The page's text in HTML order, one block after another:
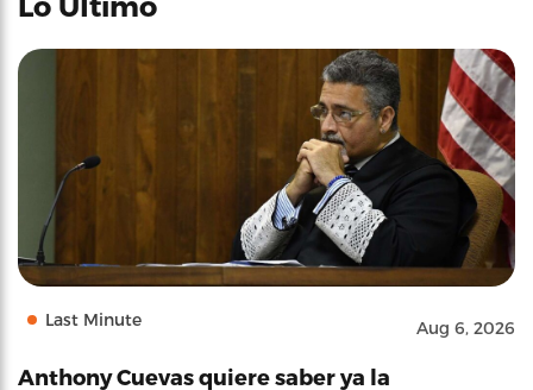
Last Minute Aug 6, 2026
Anthony Cuevas quiere saber ya la